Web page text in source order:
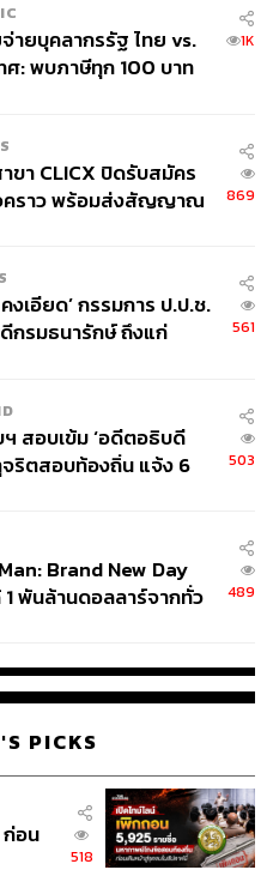
ายบุคลากรรัฐ ไทย vs.
ศ: พบภาษีทุก 100 บาท
1K
ขา CLICX ปิดรับสมัคร
คราว พร้อมส่งสัญญาณ
869
งเอียด’ กรรมการ ป.ป.ช.
กรมธนารักษ์ ถึงแก่
561
สอบเข้ม ‘อดีตอธิบดี
จริตสอบท้องถิ่น แจ้ง 6
503
Brand New Day
1 พันล้านดอลลาร์จากทั่ว
489
PICKS
อน
518